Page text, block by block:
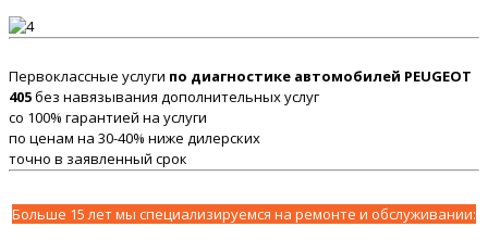
Первоклассные услуги по диагностике автомобилей PEUGEOT
405без навязывания дополнительных услуг
со 100% гарантией на услуги
по ценам на 30-40% ниже дилерских
точно в заявленный срок
Больше 15 лет мы специализируемся на ремонте и обслуживании: